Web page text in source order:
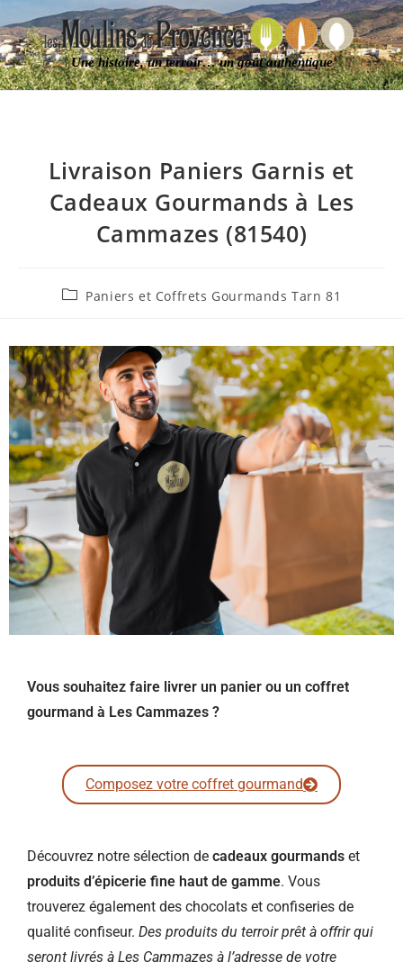
Une histoire, un terroir… un goût authentique
Livraison Paniers Garnis et
Cadeaux Gourmands à Les
Cammazes (81540)
Paniers et Coffrets Gourmands Tarn 81
Vous souhaitez faire livrer un panier ou un coffret
gourmand à Les Cammazes ?
Composez votre coffret gourmand
Découvrez notre sélection de cadeaux gourmands et
produits d’épicerie fine haut de gamme. Vous
trouverez également des chocolats et confiseries de
qualité confiseur. Des produits du terroir prêt à offrir qui
seront livrés à Les Cammazes à l’adresse de votre